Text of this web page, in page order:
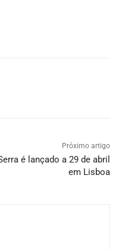
Próximo artigo
é lançado a 29 de abril
em Lisboa